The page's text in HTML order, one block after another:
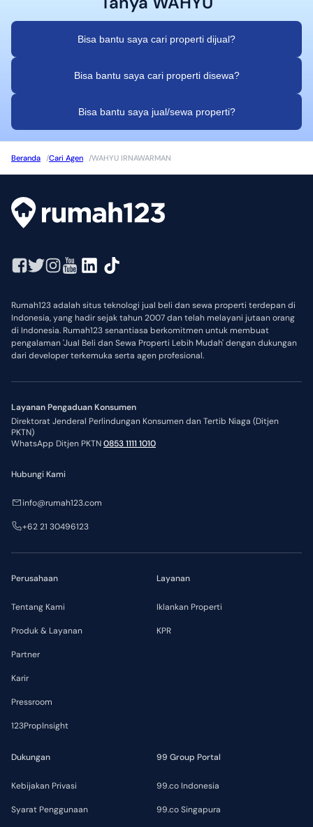
Bisa bantu saya cari properti dijual?
Bisa bantu saya cari properti disewa?
Bisa bantu saya jual/sewa properti?
Beranda /Cari Agen /WAHYU IRNAWARMAN
Rumah123 adalah situs teknologi jual beli dan sewa properti terdepan di
Indonesia, yang hadir sejak tahun 2007 dan telah melayani jutaan orang
di Indonesia. Rumah123 senantiasa berkomitmen untuk membuat
pengalaman 'Jual Beli dan Sewa Properti Lebih Mudah' dengan dukungan
dari developer terkemuka serta agen profesional.
Layanan Pengaduan Konsumen
Direktorat Jenderal Perlindungan Konsumen dan Tertib Niaga (Ditjen
PKTN)
WhatsApp Ditjen PKTN0853 1111 1010
Perusahaan
Tentang Kami
Produk & Layanan
Partner
Karir
Pressroom
123PropInsight
Layanan
Iklankan Properti
KPR
Dukungan
Kebijakan Privasi
Syarat Penggunaan
99 Group Portal
99.co Indonesia
99.co Singapura
Hubungi Kami
info@rumah123.com
+62 21 30496123